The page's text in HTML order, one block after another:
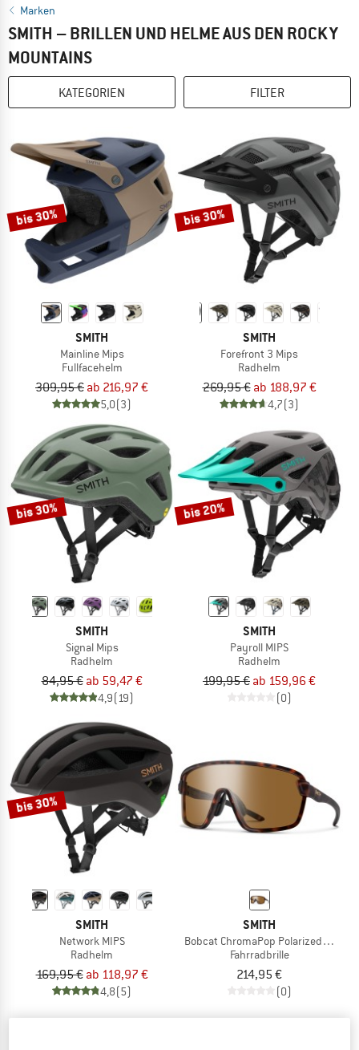
Marken
SMITH – BRILLEN UND HELME AUS DEN ROCKY
MOUNTAINS
KATEGORIEN FILTER
bis 30%
SMITH
Mainline Mips
Fullfacehelm
309,95 € ab 216,97 €
5,0(3)
bis 30%
SMITH
Forefront 3 Mips
Radhelm
269,95 € ab 188,97 €
4,7(3)
bis 30%
SMITH
Signal Mips
Radhelm
84,95 € ab 59,47 €
4,9(19)
bis 20%
SMITH
Payroll MIPS
Radhelm
199,95 € ab 159,96 €
(0)
bis 30%
SMITH
Network MIPS
Radhelm
169,95 € ab 118,97 €
4,8(5)
SMITH
Bobcat ChromaPop Polarized S3
Fahrradbrille
214,95 €
(0)